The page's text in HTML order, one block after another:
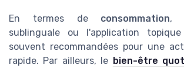
En termes de consommation,
sublinguale ou l'application
souvent recommandées pour une
rapide. Par ailleurs, le bien-être